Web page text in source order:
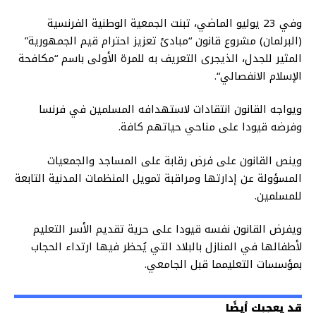
وفي
يوليو الماضي، تبنت الجمعية الوطنية الفرنسية
(البرلمان) مشروع قانون“مبادئ تعزيز احترام قيم الجمهورية”
المثير للجدل، الذيجرى التعريف به للمرة الأولى باسم“مكافحة
الإسلام الانفصالي“.
ويواجه القانون انتقادات لاستهدافه المسلمين في فرنسا
وفرضه قيودا على مناحي حياتهم كافة.
وينص القانون على فرض رقابة على المساجد والجمعيات
المسؤولة عن إدارتها ومراقبة تمويل المنظمات المدنية التابعة
للمسلمين.
ويفرض القانون نفسه قيودا على حرية تقديم الأسر التعليم
لأطفالها في المنازل بالبلاد التييُحظر فيها ارتداء الحجاب
بمؤسسات التعليمما قبل الجامعي.
قد يعجبك أيضًا